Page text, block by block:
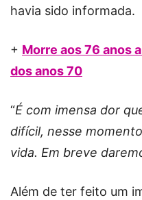
havia sido informada.
+ Morre aos 76 anos
dos anos 70
“É com imensa dor
difícil, nesse
vida. Em breve
Além de ter feito um